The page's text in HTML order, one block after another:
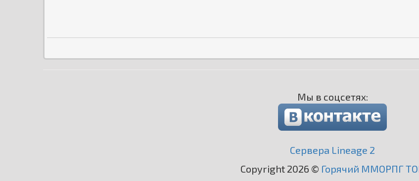
Мы в соцсетях:
Сервера Lineage 2
Copyright 2026 © Горячий ММОРПГ